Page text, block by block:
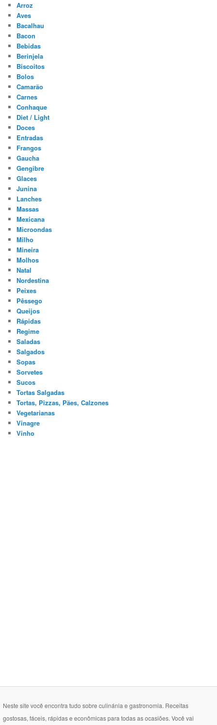
Arroz
Aves
Bacalhau
Bacon
Bebidas
Berinjela
Biscoitos
Bolos
Camarão
Carnes
Conhaque
Diet / Light
Doces
Entradas
Frangos
Gaucha
Gengibre
Glaces
Junina
Lanches
Massas
Mexicana
Microondas
Milho
Mineira
Molhos
Natal
Nordestina
Peixes
Pêssego
Queijos
Rápidas
Regime
Saladas
Salgados
Sopas
Sorvetes
Sucos
Tortas Salgadas
Tortas, Pizzas, Pães, Calzones
Vegetarianas
Vinagre
Vinho
Neste site você encontra tudo sobre culinánia e gastronomia. Receitas
gostosas, fáceis, rápidas e econômicas para todas as ocasiões. Você vai